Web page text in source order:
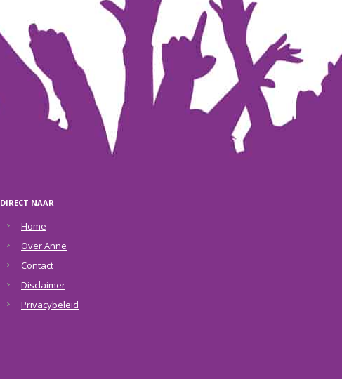
DIRECT NAAR
Home
Over Anne
Contact
Disclaimer
Privacybeleid